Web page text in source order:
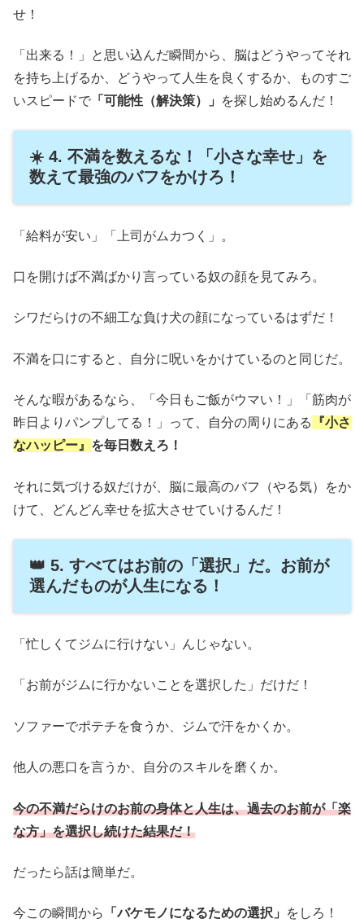
せ！
「出来る！」と思い込んだ瞬間から、脳はどうやってそれ
を持ち上げるか、どうやって人生を良くするか、ものすご
いスピードで 「可能性（解決策）」 を探し始めるんだ！
☀️ 4. 不満を数えるな！「小さな幸せ」を
数えて最強のバフをかけろ！
「給料が安い」「上司がムカつく」。
口を開けば不満ばかり言っている奴の顔を見てみろ。
シワだらけの不細工な負け犬の顔になっているはずだ！
不満を口にすると、自分に呪いをかけているのと同じだ。
そんな暇があるなら、「今日もご飯がウマい！」「筋肉が
昨日よりパンプしてる！」って、自分の周りにある
『小さ
なハッピー』 を毎日数えろ！
それに気づける奴だけが、脳に最高のバフ（やる気）をか
けて、どんどん幸せを拡大させていけるんだ！
👑 5. すべてはお前の「選択」だ。お前が
選んだものが人生になる！
「忙しくてジムに行けない」んじゃない。
「お前がジムに行かないことを選択した」だけだ！
ソファーでポテチを食うか、ジムで汗をかくか。
他人の悪口を言うか、自分のスキルを磨くか。
今の不満だらけのお前の身体と人生は、過去のお前が「楽
な方」を選択し続けた結果だ！
だったら話は簡単だ。
今この瞬間から 「バケモノになるための選択」 をしろ！